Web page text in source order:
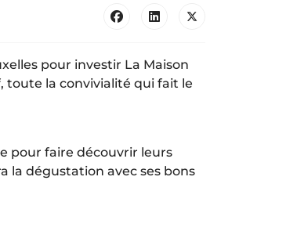
pour investir La Maison
toute la convivialité qui fait le
pour faire découvrir leurs
la dégustation avec ses bons